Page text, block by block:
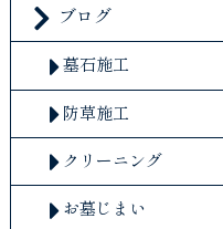
ブログ
墓石施工
防草施工
クリーニング
お墓じまい